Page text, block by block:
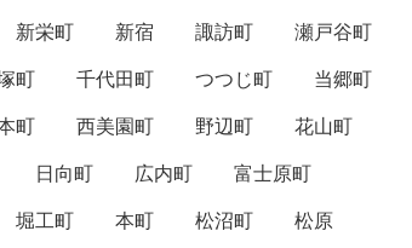
新栄町 新宿 諏訪町
瀬戸谷町
町 千代田町 つつじ町
当郷町
町 西美園町 野辺町
花山町
日向町 広内町
富士原町
堀工町 本町 松沼町
松原